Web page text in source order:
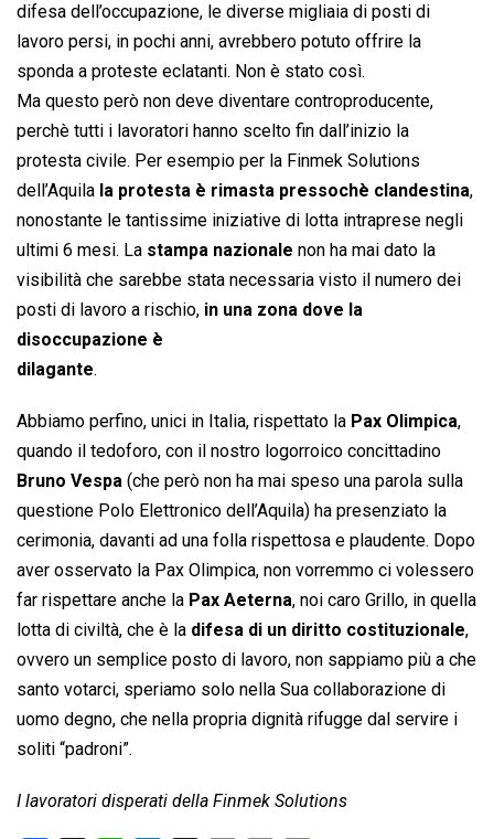
difesa dell’occupazione, le diverse migliaia di posti di
lavoro persi, in pochi anni, avrebbero potuto offrire la
sponda a proteste eclatanti. Non è stato così.
Ma questo però non deve diventare controproducente,
perchè tutti i lavoratori hanno scelto fin dall’inizio la
protesta civile. Per esempio per la Finmek Solutions
dell’Aquila la protesta è rimasta pressochè clandestina,
nonostante le tantissime iniziative di lotta intraprese negli
ultimi 6 mesi. La stampa nazionale non ha mai dato la
visibilità che sarebbe stata necessaria visto il numero dei
posti di lavoro a rischio, in una zona dove la
disoccupazione è
dilagante.
Abbiamo perfino, unici in Italia, rispettato la Pax Olimpica,
quando il tedoforo, con il nostro logorroico concittadino
Bruno Vespa (che però non ha mai speso una parola sulla
questione Polo Elettronico dell’Aquila) ha presenziato la
cerimonia, davanti ad una folla rispettosa e plaudente. Dopo
aver osservato la Pax Olimpica, non vorremmo ci volessero
far rispettare anche la Pax Aeterna, noi caro Grillo, in quella
lotta di civiltà, che è la difesa di un diritto costituzionale,
ovvero un semplice posto di lavoro, non sappiamo più a che
santo votarci, speriamo solo nella Sua collaborazione di
uomo degno, che nella propria dignità rifugge dal servire i
soliti “padroni”.
I lavoratori disperati della Finmek Solutions